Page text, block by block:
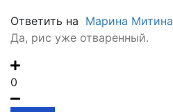
Ответить на Марина Митина
Да, рис уже отваренный.
0